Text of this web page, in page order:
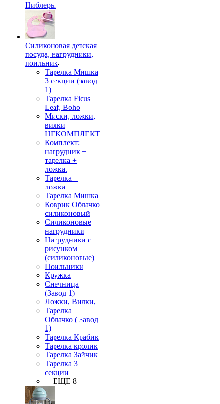
Ниблеры
Силиконовая детская
посуда, нагрудники,
поильник
Тарелка Мишка
3 секции (завод
1)
Тарелка Ficus
Leaf, Boho
Миски, ложки,
вилки
НЕКОМПЛЕКТ
Комплект:
нагрудник +
тарелка +
ложка.
Тарелка +
ложка
Тарелка Мишка
Коврик Облачко
силиконовый
Силиконовые
нагрудники
Нагрудники с
рисунком
(силиконовые)
Поильники
Кружка
Снечница
(Завод 1)
Ложки, Вилки,
Тарелка
Облачко ( Завод
1)
Тарелка Крабик
Тарелка кролик
Тарелка Зайчик
Тарелка 3
секции
+ ЕЩЕ 8